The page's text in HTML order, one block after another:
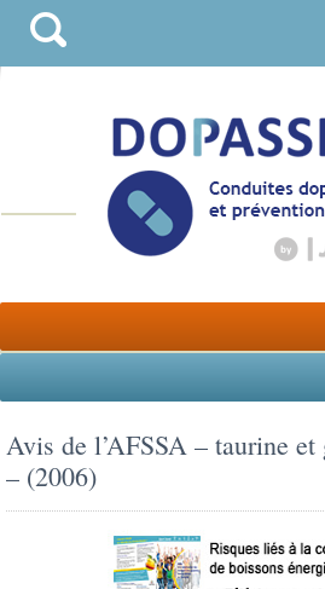
Avis de l’AFSSA – taurine
– (2006)